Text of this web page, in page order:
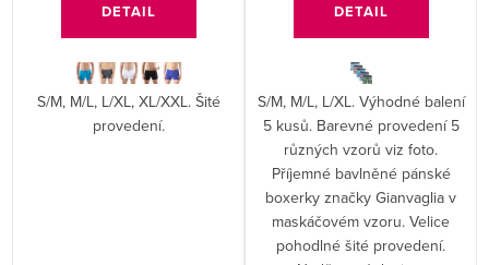
DETAIL
S/M, M/L, L/XL, XL/XXL. Šité
provedení.
DETAIL
S/M, M/L, L/XL. Výhodné balení
5 kusů. Barevné provedení 5
různých vzorů viz foto.
Příjemné bavlněné pánské
boxerky značky Gianvaglia v
maskáčovém vzoru. Velice
pohodlné šité provedení.